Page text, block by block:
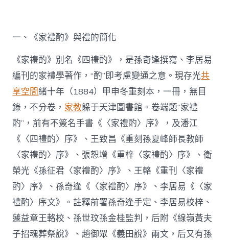
一、《家禮酌》與禮的簡化
《家禮酌》別名《四禮酌》，是孫奇逢撰寫、李居易
編刊的家禮學著作，“酌”即考慮變通之意。現存光共
享空間緒十年（1884）甲申冬重刻本，一冊，無目
錄，不分卷， 家教躲于天津圖書館。卷端題“家禮
酌”，前有不簽名手書《〈家禮酌〉序》，及潘江
《〈四禮酌〉序》、王致昌《重刻孫夏峰師長教師
〈家禮酌〉序》、張恕增《重梓〈家禮酌〉序》、衛
榮光《孫征君〈家禮酌〉序》、王輅《重刊〈家禮
酌〉序》、孫奇逢《〈家禮酌〉序》、李居易《〈家
禮酌〉序文》。註釋前署孫奇逢手定、李居易校梓、
蘧益章王輅校、孫世玟孫金桂監判，后附《線嶺黃夫
子招魂葬祭說》、趙御眾《義田說》兩文，后又有孫